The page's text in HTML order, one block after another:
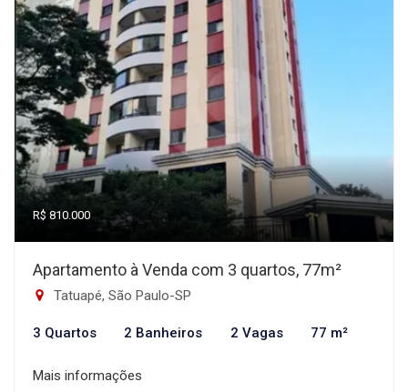
R$ 810.000
Apartamento à Venda com 3 quartos, 77m²
Tatuapé, São Paulo-SP
3 Quartos 2 Banheiros 2 Vagas 77 m²
Mais informações